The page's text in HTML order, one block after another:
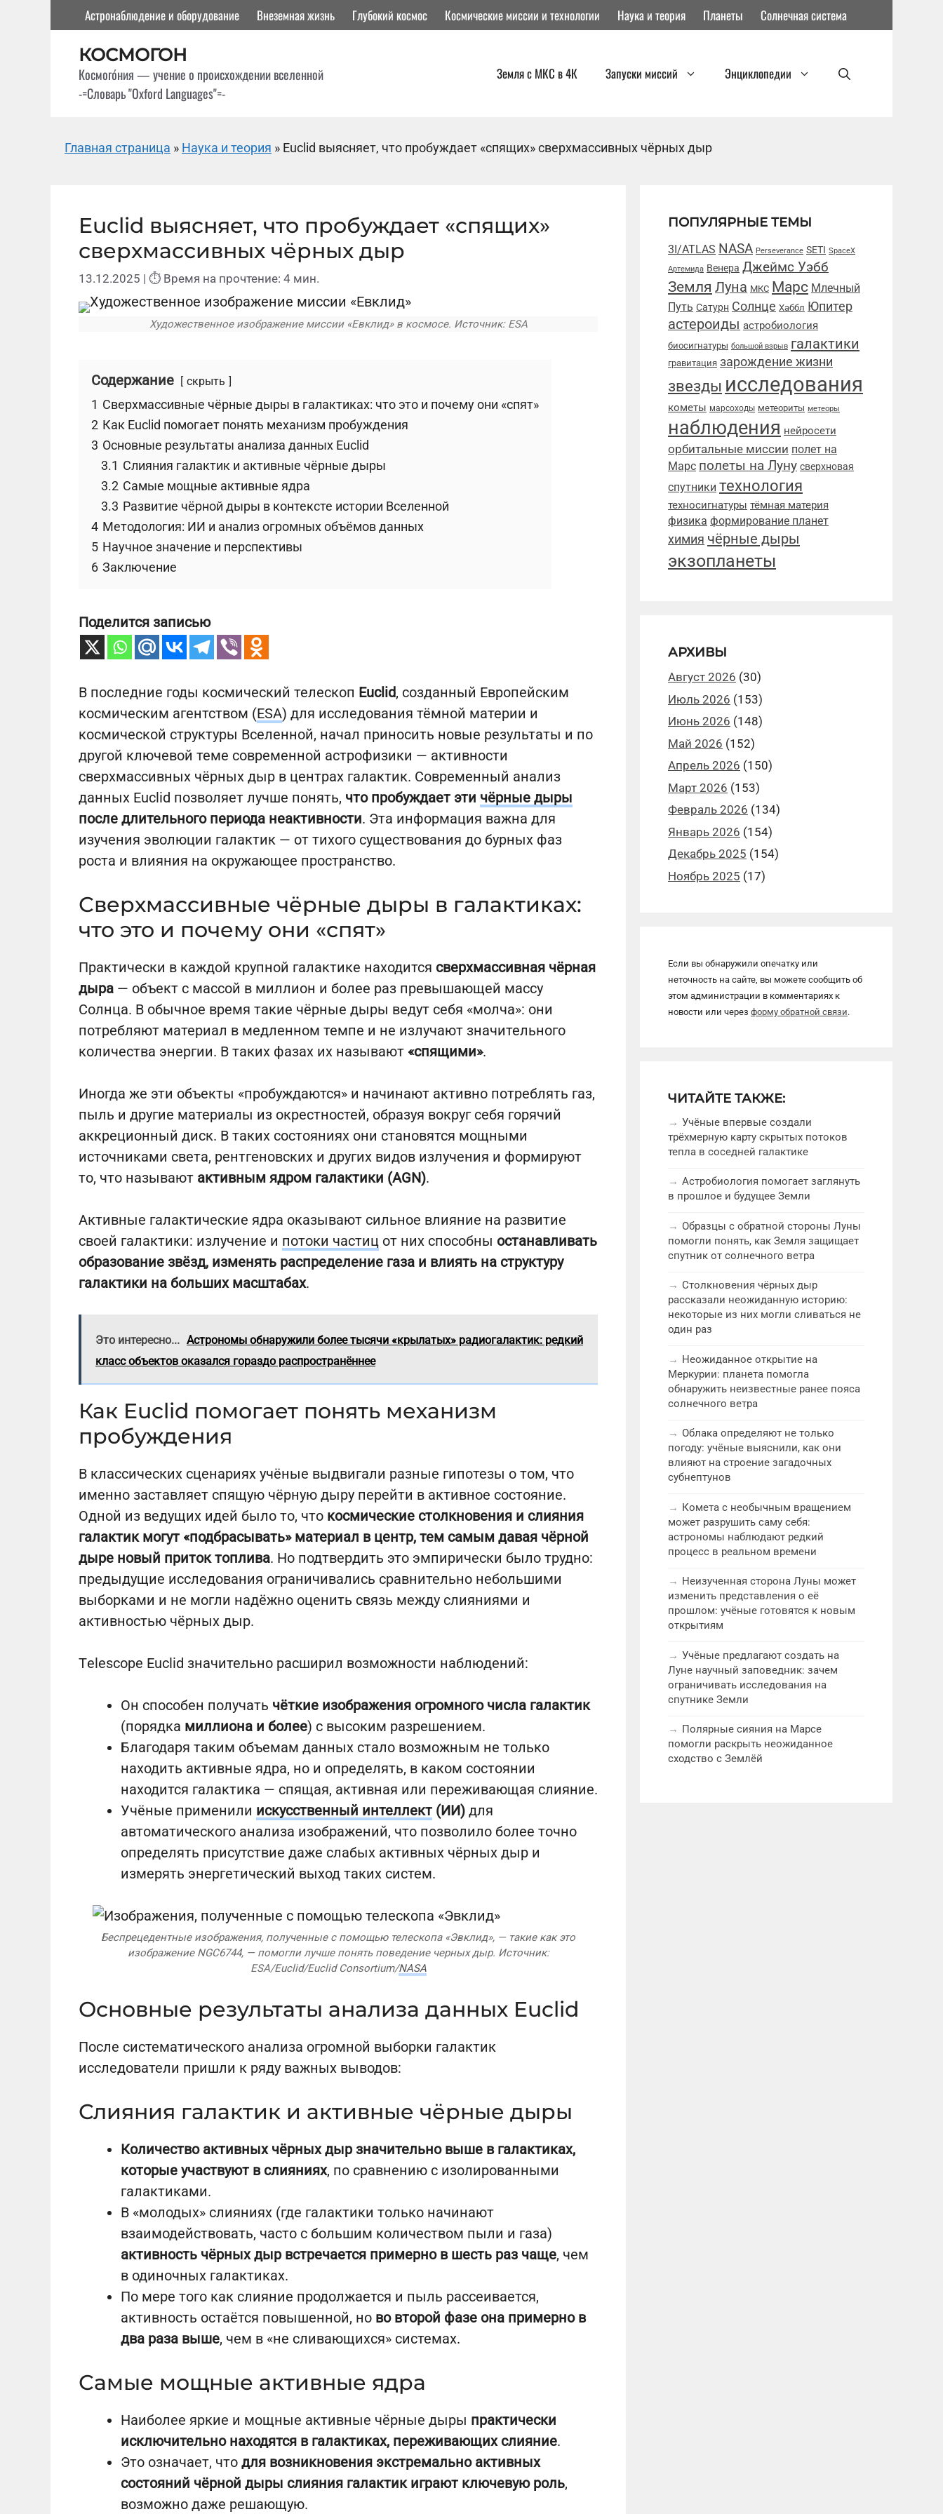
содержимому
Астронаблюдение и оборудование Внеземная жизнь Глубокий космос Космические миссии и технологии Наука и теория Планеты Солнечная система
КОСМОГОН
Космого́ния — учение о происхождении вселенной
-=Словарь "Oxford Languages"=-
Земля с МКС в 4К Запуски миссий Энциклопедии
Главная страница » Наука и теория » Euclid выясняет, что пробуждает «спящих» сверхмассивных чёрных дыр
Euclid выясняет, что пробуждает «спящих»
сверхмассивных чёрных дыр
13.12.2025 | ⏱ Время на прочтение: 4 мин.
Художественное изображение миссии «Евклид» в космосе. Источник: ESA
Содержание скрыть
1 Сверхмассивные чёрные дыры в галактиках: что это и почему они «спят»
2 Как Euclid помогает понять механизм пробуждения
3 Основные результаты анализа данных Euclid
3.1 Слияния галактик и активные чёрные дыры
3.2 Самые мощные активные ядра
3.3 Развитие чёрной дыры в контексте истории Вселенной
4 Методология: ИИ и анализ огромных объёмов данных
5 Научное значение и перспективы
6 Заключение
Поделится записью
В последние годы космический телескоп Euclid, созданный Европейским
космическим агентством (ESA) для исследования тёмной материи и
космической структуры Вселенной, начал приносить новые результаты и по
другой ключевой теме современной астрофизики — активности
сверхмассивных чёрных дыр в центрах галактик. Современный анализ
данных Euclid позволяет лучше понять, что пробуждает эти чёрные дыры
после длительного периода неактивности. Эта информация важна для
изучения эволюции галактик — от тихого существования до бурных фаз
роста и влияния на окружающее пространство.
Сверхмассивные чёрные дыры в галактиках:
что это и почему они «спят»
Практически в каждой крупной галактике находится сверхмассивная чёрная
дыра — объект с массой в миллион и более раз превышающей массу
Солнца. В обычное время такие чёрные дыры ведут себя «молча»: они
потребляют материал в медленном темпе и не излучают значительного
количества энергии. В таких фазах их называют «спящими».
Иногда же эти объекты «пробуждаются» и начинают активно потреблять газ,
пыль и другие материалы из окрестностей, образуя вокруг себя горячий
аккреционный диск. В таких состояниях они становятся мощными
источниками света, рентгеновских и других видов излучения и формируют
то, что называют активным ядром галактики (AGN).
Активные галактические ядра оказывают сильное влияние на развитие
своей галактики: излучение и потоки частиц от них способны останавливать
образование звёзд, изменять распределение газа и влиять на структуру
галактики на больших масштабах.
Это интересно... Астрономы обнаружили более тысячи «крылатых» радиогалактик: редкий
класс объектов оказался гораздо распространённее
Как Euclid помогает понять механизм
пробуждения
В классических сценариях учёные выдвигали разные гипотезы о том, что
именно заставляет спящую чёрную дыру перейти в активное состояние.
Одной из ведущих идей было то, что космические столкновения и слияния
галактик могут «подбрасывать» материал в центр, тем самым давая чёрной
дыре новый приток топлива. Но подтвердить это эмпирически было трудно:
предыдущие исследования ограничивались сравнительно небольшими
выборками и не могли надёжно оценить связь между слияниями и
активностью чёрных дыр.
Тelescope Euclid значительно расширил возможности наблюдений:
Он способен получать чёткие изображения огромного числа галактик
(порядка миллиона и более) с высоким разрешением.
Благодаря таким объемам данных стало возможным не только
находить активные ядра, но и определять, в каком состоянии
находится галактика — спящая, активная или переживающая слияние.
Учёные применили искусственный интеллект (ИИ) для
автоматического анализа изображений, что позволило более точно
определять присутствие даже слабых активных чёрных дыр и
измерять энергетический выход таких систем.
Беспрецедентные изображения, полученные с помощью телескопа «Эвклид», — такие как это
изображение NGC6744, — помогли лучше понять поведение черных дыр. Источник:
ESA/Euclid/Euclid Consortium/NASA
Основные результаты анализа данных Euclid
После систематического анализа огромной выборки галактик
исследователи пришли к ряду важных выводов:
Слияния галактик и активные чёрные дыры
Количество активных чёрных дыр значительно выше в галактиках,
которые участвуют в слияниях, по сравнению с изолированными
галактиками.
В «молодых» слияниях (где галактики только начинают
взаимодействовать, часто с большим количеством пыли и газа)
активность чёрных дыр встречается примерно в шесть раз чаще, чем
в одиночных галактиках.
По мере того как слияние продолжается и пыль рассеивается,
активность остаётся повышенной, но во второй фазе она примерно в
два раза выше, чем в «не сливающихся» системах.
Самые мощные активные ядра
Наиболее яркие и мощные активные чёрные дыры практически
исключительно находятся в галактиках, переживающих слияние.
Это означает, что для возникновения экстремально активных
состояний чёрной дыры слияния галактик играют ключевую роль,
возможно даже решающую.
ПОПУЛЯРНЫЕ ТЕМЫ
3I/ATLAS NASA Perseverance SETI SpaceX
Артемида Венера Джеймс Уэбб
Земля Луна МКС Марс Млечный
Путь Сатурн Солнце Хаббл Юпитер
астероиды астробиология
биосигнатуры большой взрыв галактики
гравитация зарождение жизни
звезды исследования
кометы марсоходы метеориты метеоры
наблюдения нейросети
орбитальные миссии полет на
Марс полеты на Луну сверхновая
спутники технология
техносигнатуры тёмная материя
физика формирование планет
химия чёрные дыры
экзопланеты
АРХИВЫ
Август 2026 (30)
Июль 2026 (153)
Июнь 2026 (148)
Май 2026 (152)
Апрель 2026 (150)
Март 2026 (153)
Февраль 2026 (134)
Январь 2026 (154)
Декабрь 2025 (154)
Ноябрь 2025 (17)
Если вы обнаружили опечатку или
неточность на сайте, вы можете сообщить об
этом администрации в комментариях к
новости или через форму обратной связи.
ЧИТАЙТЕ ТАКЖЕ:
Учёные впервые создали
трёхмерную карту скрытых потоков
тепла в соседней галактике
Астробиология помогает заглянуть
в прошлое и будущее Земли
Образцы с обратной стороны Луны
помогли понять, как Земля защищает
спутник от солнечного ветра
Столкновения чёрных дыр
рассказали неожиданную историю:
некоторые из них могли сливаться не
один раз
Неожиданное открытие на
Меркурии: планета помогла
обнаружить неизвестные ранее пояса
солнечного ветра
Облака определяют не только
погоду: учёные выяснили, как они
влияют на строение загадочных
субнептунов
Комета с необычным вращением
может разрушить саму себя:
астрономы наблюдают редкий
процесс в реальном времени
Неизученная сторона Луны может
изменить представления о её
прошлом: учёные готовятся к новым
открытиям
Учёные предлагают создать на
Луне научный заповедник: зачем
ограничивать исследования на
спутнике Земли
Полярные сияния на Марсе
помогли раскрыть неожиданное
сходство с Землёй